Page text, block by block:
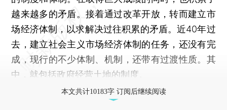
越来越多的矛盾。接着通过改革开放，转而建立市
场经济体制，以求解决过往积累的矛盾。近40年过
去，建立社会主义市场经济体制的任务，还没有完
成，现行的不少体制、机制，还带有过渡性质。其
中，就包括政府经营土地的制度。
本文共计10183字 订阅后继续阅读